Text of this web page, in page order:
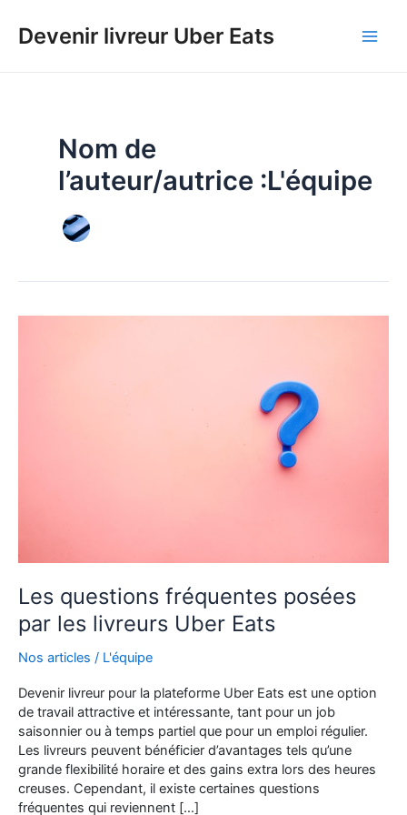
contenu
Devenir livreur Uber Eats
Nom de
l’auteur/autrice :L'équipe
Les questions fréquentes posées
par les livreurs Uber Eats
Nos articles / L'équipe
Devenir livreur pour la plateforme Uber Eats est une option
de travail attractive et intéressante, tant pour un job
saisonnier ou à temps partiel que pour un emploi régulier.
Les livreurs peuvent bénéficier d’avantages tels qu’une
grande flexibilité horaire et des gains extra lors des heures
creuses. Cependant, il existe certaines questions
fréquentes qui reviennent […]